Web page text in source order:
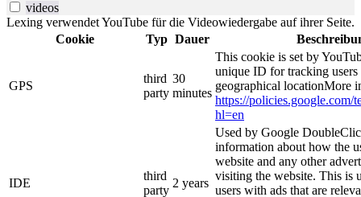
videos
Lexing verwendet YouTube für die Videowiedergabe auf ihrer Seite.
Cookie
Typ Dauer
GPS
third
party
30
minutes
This cookie is set by
unique ID for tracking users
geographical locationMore
https://policies.google.com/
hl=en
IDE
third
party
2 years
Used by Google
information about how the
website and any other
visiting the website. This is
users with ads that are